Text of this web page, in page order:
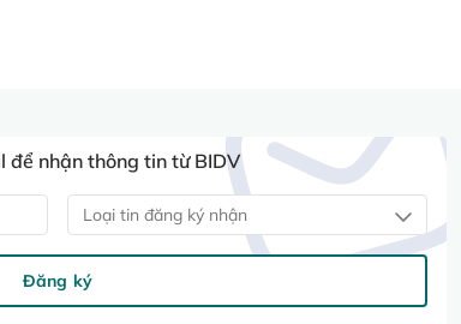
để nhận thông tin từ BIDV
Loại tin đăng ký nhận
Đăng ký